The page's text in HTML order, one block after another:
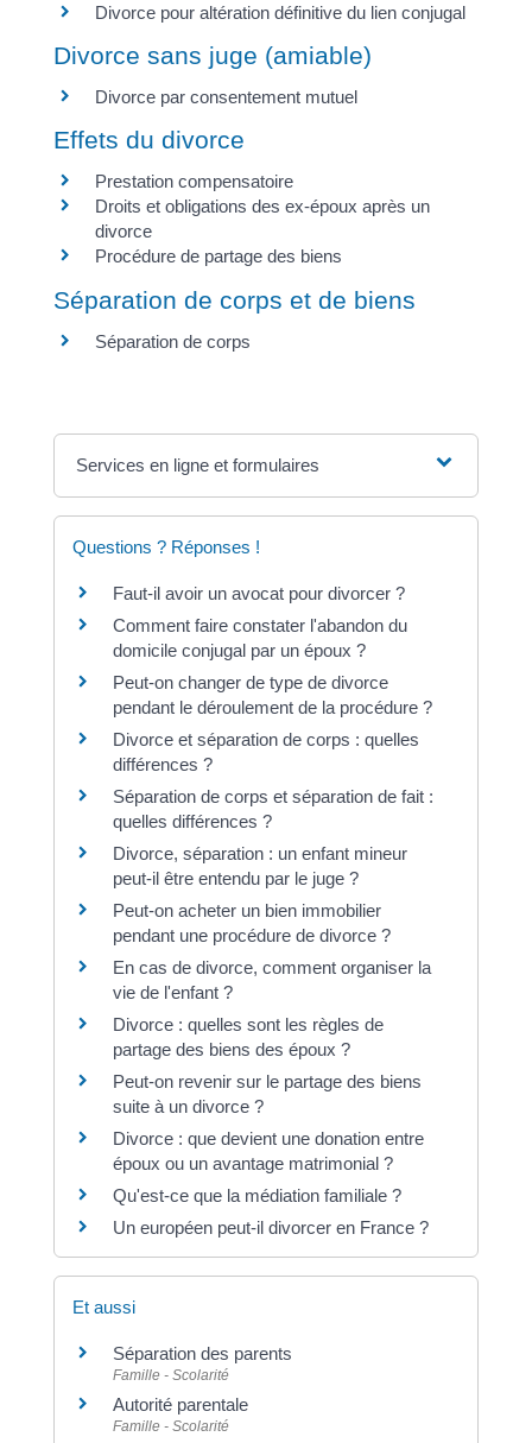
Divorce pour altération définitive du lien conjugal
Divorce sans juge (amiable)
Divorce par consentement mutuel
Effets du divorce
Prestation compensatoire
Droits et obligations des ex-époux après un
divorce
Procédure de partage des biens
Séparation de corps et de biens
Séparation de corps
Services en ligne et formulaires
Questions ? Réponses !
Faut-il avoir un avocat pour divorcer ?
Comment faire constater l'abandon du
domicile conjugal par un époux ?
Peut-on changer de type de divorce
pendant le déroulement de la procédure ?
Divorce et séparation de corps : quelles
différences ?
Séparation de corps et séparation de fait :
quelles différences ?
Divorce, séparation : un enfant mineur
peut-il être entendu par le juge ?
Peut-on acheter un bien immobilier
pendant une procédure de divorce ?
En cas de divorce, comment organiser la
vie de l'enfant ?
Divorce : quelles sont les règles de
partage des biens des époux ?
Peut-on revenir sur le partage des biens
suite à un divorce ?
Divorce : que devient une donation entre
époux ou un avantage matrimonial ?
Qu'est-ce que la médiation familiale ?
Un européen peut-il divorcer en France ?
Et aussi
Séparation des parents
Famille - Scolarité
Autorité parentale
Famille - Scolarité